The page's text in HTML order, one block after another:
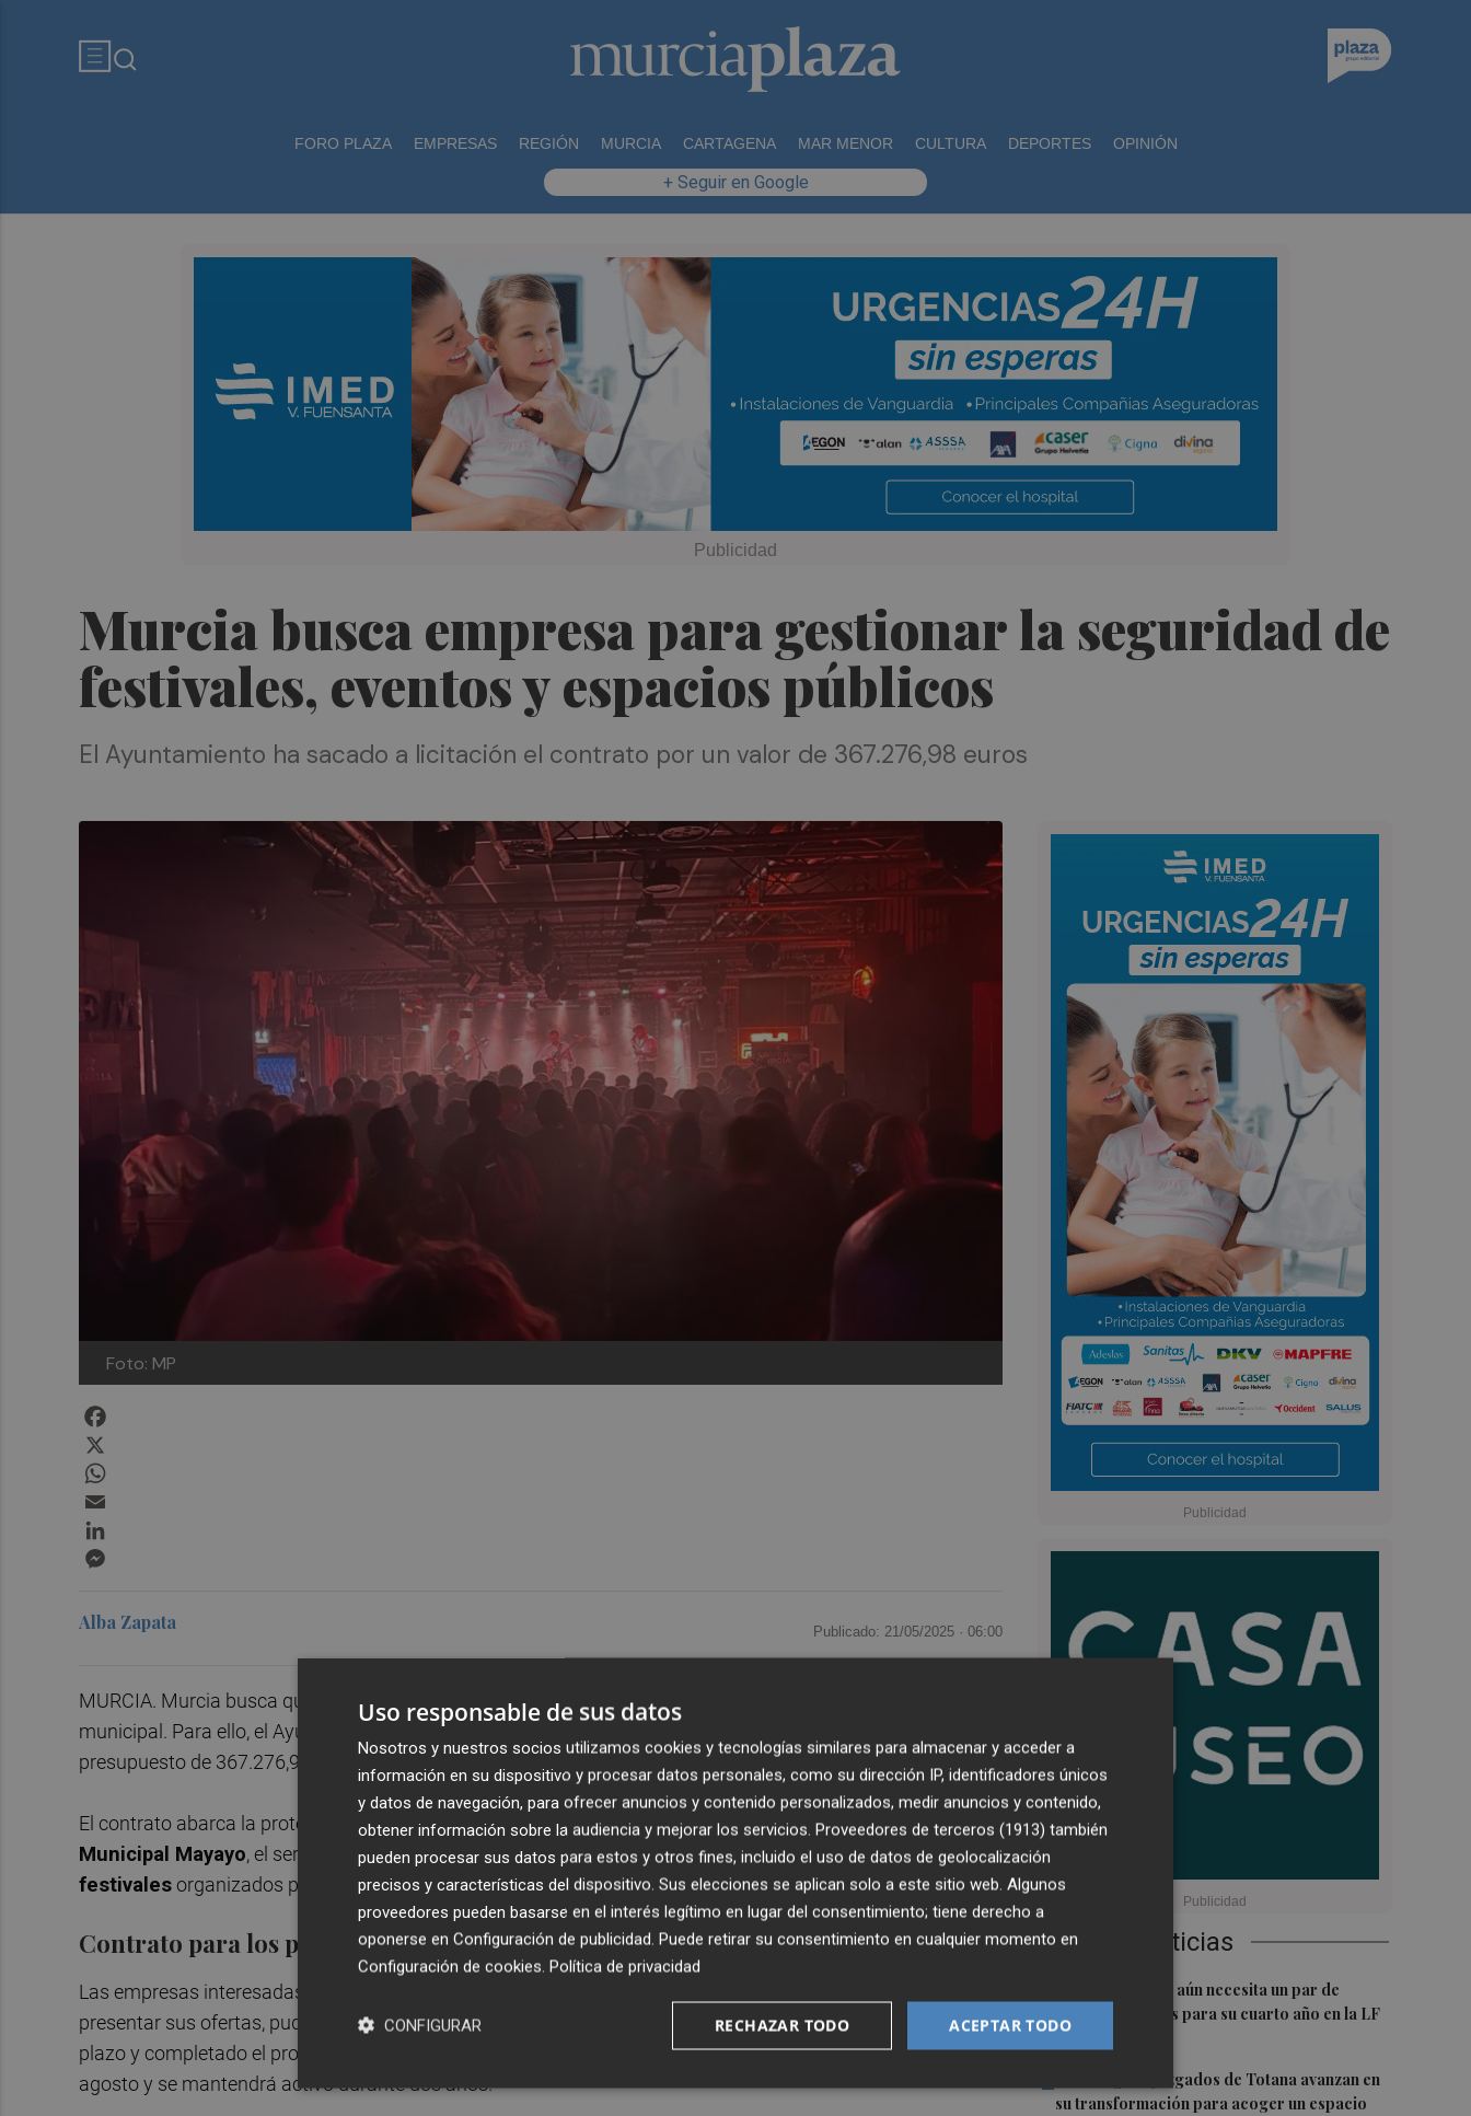
FORO PLAZA EMPRESAS REGIÓN MURCIA CARTAGENA MAR MENOR CULTURA DEPORTES OPINIÓN
+ Seguir en Google
Murcia busca empresa para gestionar la seguridad de
festivales, eventos y espacios públicos
El Ayuntamiento ha sacado a licitación el contrato por un valor de 367.276,98 euros
Foto: MP
Últimas Noticias
El Hozono Jairis aún necesita un par de
incorporaciones para su cuarto año en la LF
Endesa
2 Los antiguos Juzgados de Totana avanzan en
su transformación para acoger un espacio
Alba Zapata Publicado: 21/05/2025 · 06:00
MURCIA. Murcia busca quién se encargue de la vigilancia en espacios públicos, eventos y el depósito
municipal. Para ello, el Ayuntamiento ha sacado a licitación el contrato del servicio de seguridad con un
presupuesto de 367.276,98 euros dividido en tres lotes.
El contrato abarca la protección y vigilancia de diversos espacios municipales, incluyendo elDepósito
Municipal Mayayo, el servicio de Estadística y Notificaciones del Edificio Puerta Nueva , y loseventos y
festivales organizados por el Servicio de Cultura y Festejos.
Contrato para los próximos dos años
Las empresas interesadas en participar en el proceso de licitación dispondrán hasta el 18 de junio para
presentar sus ofertas, pudiendo optar a cualquiera de los tres lotes establecidos en los pliegos. Finalizado el
plazo y completado el procedimiento de adjudicación, se prevé que el servicio comience a principios de
agosto y se mantendrá activo durante dos años.
Uso responsable de sus datos
Nosotros y nuestros socios utilizamos cookies y tecnologías similares para almacenar y acceder a
información en su dispositivo y procesar datos personales, como su dirección IP, identificadores únicos
y datos de navegación, para ofrecer anuncios y contenido personalizados, medir anuncios y contenido,
obtener información sobre la audiencia y mejorar los servicios. Proveedores de terceros (1913) también
pueden procesar sus datos para estos y otros fines, incluido el uso de datos de geolocalización
precisos y características del dispositivo. Sus elecciones se aplican solo a este sitio web. Algunos
proveedores pueden basarse en el interés legítimo en lugar del consentimiento; tiene derecho a
oponerse en Configuración de publicidad. Puede retirar su consentimiento en cualquier momento en
Configuración de cookies. Política de privacidad
ACEPTAR TODO
RECHAZAR TODO
CONFIGURAR